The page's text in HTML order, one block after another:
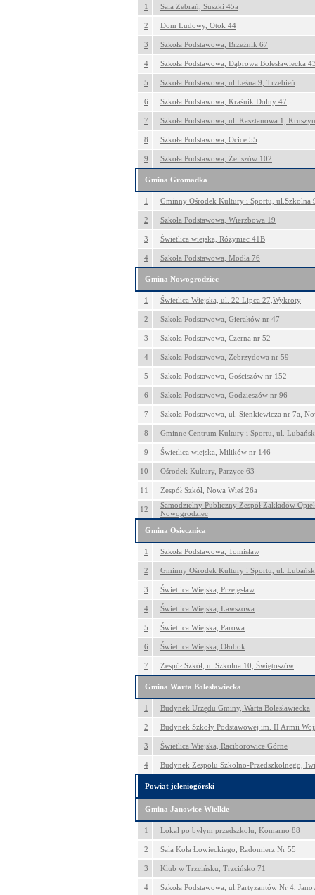
1 Sala Zebrań, Suszki 45a
2 Dom Ludowy, Otok 44
3 Szkoła Podstawowa, Brzeźnik 67
4 Szkoła Podstawowa, Dąbrowa Bolesławiecka
5 Szkoła Podstawowa, ul.Leśna 9, Trzebień
6 Szkoła Podstawowa, Kraśnik Dolny 47
7 Szkoła Podstawowa, ul. Kasztanowa 1, Kruszyn
8 Szkoła Podstawowa, Ocice 55
9 Szkoła Podstawowa, Żeliszów 102
Gmina Gromadka
1 Gminny Ośrodek Kultury i Sportu, ul.Szkolna
2 Szkoła Podstawowa, Wierzbowa 19
3 Świetlica wiejska, Różyniec 41B
4 Szkoła Podstawowa, Modła 76
Gmina Nowogrodziec
1 Świetlica Wiejska, ul. 22 Lipca 27,Wykroty
2 Szkoła Podstawowa, Gierałtów nr 47
3 Szkoła Podstawowa, Czerna nr 52
4 Szkoła Podstawowa, Zebrzydowa nr 59
5 Szkoła Podstawowa, Gościszów nr 152
6 Szkoła Podstawowa, Godzieszów nr 96
7 Szkoła Podstawowa, ul. Sienkiewicza nr 7a,
8 Gminne Centrum Kultury i Sportu, ul.
9 Świetlica wiejska, Milików nr 146
10 Ośrodek Kultury, Parzyce 63
11 Zespół Szkół, Nowa Wieś 26a
12
Samodzielny Publiczny Zespół Zakładów
Nowogrodziec
Gmina Osiecznica
1 Szkoła Podstawowa, Tomisław
2 Gminny Ośrodek Kultury i Sportu, ul.
3 Świetlica Wiejska, Przejęsław
4 Świetlica Wiejska, Ławszowa
5 Świetlica Wiejska, Parowa
6 Świetlica Wiejska, Ołobok
7 Zespół Szkół, ul.Szkolna 10, Świętoszów
Gmina Warta Bolesławiecka
1 Budynek Urzędu Gminy, Warta Bolesławiecka
2 Budynek Szkoły Podstawowej im. II Armii
3 Świetlica Wiejska, Raciborowice Górne
4 Budynek Zespołu Szkolno-Przedszkolnego,
Powiat jeleniogórski
Gmina Janowice Wielkie
1 Lokal po byłym przedszkolu, Komarno 88
2 Sala Koła Łowieckiego, Radomierz Nr 55
3 Klub w Trzcińsku, Trzcińsko 71
4 Szkoła Podstawowa, ul.Partyzantów Nr 4,